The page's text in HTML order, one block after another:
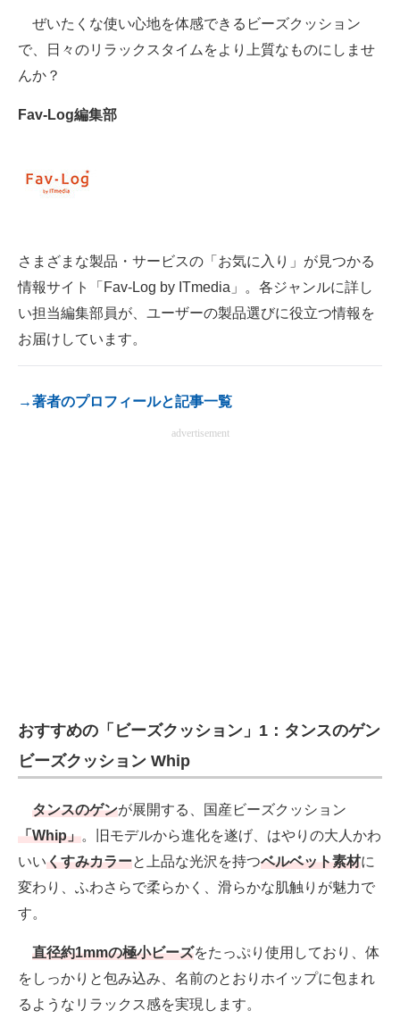
電子設計の基本と応用
エネルギーの専門メディア
ちょっと気になるネットの話題
ぜいたくな使い心地を体感できるビーズクッション
で、日々のリラックスタイムをより上質なものにしませ
んか？
Fav-Log編集部
さまざまな製品・サービスの「お気に入り」が見つかる
情報サイト「Fav-Log by ITmedia」。各ジャンルに詳し
い担当編集部員が、ユーザーの製品選びに役立つ情報を
お届けしています。
→著者のプロフィールと記事一覧
advertisement
おすすめの「ビーズクッション」1：タンスのゲン
ビーズクッション Whip
タンスのゲンが展開する、国産ビーズクッション
「Whip」。旧モデルから進化を遂げ、はやりの大人かわ
いいくすみカラーと上品な光沢を持つベルベット素材に
変わり、ふわさらで柔らかく、滑らかな肌触りが魅力で
す。
直径約1mmの極小ビーズをたっぷり使用しており、体
をしっかりと包み込み、名前のとおりホイップに包まれ
るようなリラックス感を実現します。